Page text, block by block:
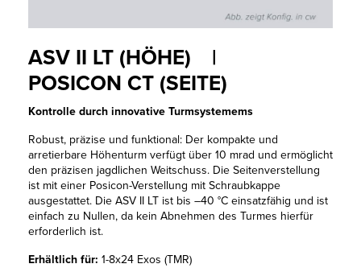
ASV II LT (HÖHE) |
POSICON CT (SEITE)
Kontrolle durch innovative Turmsystemems
Robust, präzise und funktional: Der kompakte und
arretierbare Höhenturm verfügt über 10 mrad und ermöglicht
den präzisen jagdlichen Weitschuss. Die Seitenverstellung
ist mit einer Posicon-Verstellung mit Schraubkappe
ausgestattet. Die ASV II LT ist bis –40 °C einsatzfähig und ist
einfach zu Nullen, da kein Abnehmen des Turmes hierfür
erforderlich ist.
Erhältlich für: 1-8x24 Exos (TMR)